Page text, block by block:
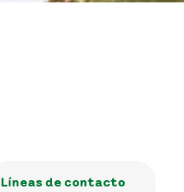
Líneas de contacto